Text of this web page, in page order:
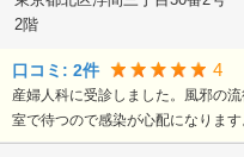
2階
口コミ: 2件 4
産婦人科に受診しました。風邪の
室で待つので感染が心配になりま